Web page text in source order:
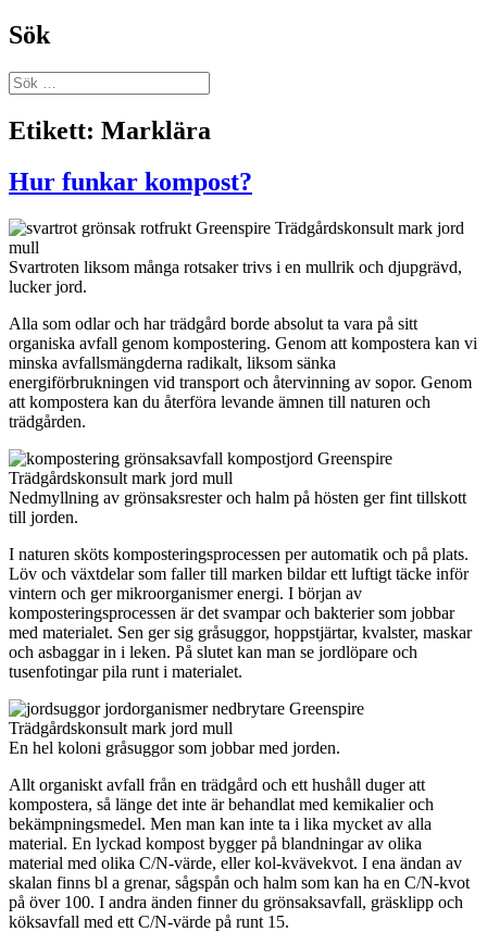
Sök
Sök
efter:
Etikett: Marklära
Hur funkar kompost?
Svartroten liksom många rotsaker trivs i en mullrik och djupgrävd,
lucker jord.
Alla som odlar och har trädgård borde absolut ta vara på sitt
organiska avfall genom kompostering. Genom att kompostera kan vi
minska avfallsmängderna radikalt, liksom sänka
energiförbrukningen vid transport och återvinning av sopor. Genom
att kompostera kan du återföra levande ämnen till naturen och
trädgården.
Nedmyllning av grönsaksrester och halm på hösten ger fint tillskott
till jorden.
I naturen sköts komposteringsprocessen per automatik och på plats.
Löv och växtdelar som faller till marken bildar ett luftigt täcke inför
vintern och ger mikroorganismer energi. I början av
komposteringsprocessen är det svampar och bakterier som jobbar
med materialet. Sen ger sig gråsuggor, hoppstjärtar, kvalster, maskar
och asbaggar in i leken. På slutet kan man se jordlöpare och
tusenfotingar pila runt i materialet.
En hel koloni gråsuggor som jobbar med jorden.
Allt organiskt avfall från en trädgård och ett hushåll duger att
kompostera, så länge det inte är behandlat med kemikalier och
bekämpningsmedel. Men man kan inte ta i lika mycket av alla
material. En lyckad kompost bygger på blandningar av olika
material med olika C/N-värde, eller kol-kvävekvot. I ena ändan av
skalan finns bl a grenar, sågspån och halm som kan ha en C/N-kvot
på över 100. I andra änden finner du grönsaksavfall, gräsklipp och
köksavfall med ett C/N-värde på runt 15.